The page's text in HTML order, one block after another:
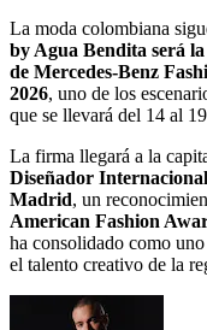
La moda colombiana
by Agua Bendita será
de Mercedes-Benz
2026, uno de los
que se llevará del 14 al
La firma llegará a la
Diseñador
Madrid, un
American Fashion
ha consolidado como
el talento creativo de la